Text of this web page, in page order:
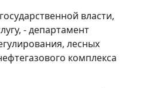
власти,
- департамент
лесных
комплекса